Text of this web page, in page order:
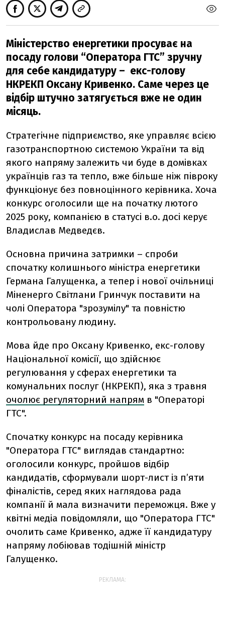
Міністерство енергетики просуває на
посаду голови “Оператора ГТС” зручну
для себе кандидатуру – екс-голову
НКРЕКП Оксану Кривенко. Саме через це
відбір штучно затягується вже не один
місяць.
Стратегічне підприємство, яке управляє всією
газотранспортною системою України та від
якого напряму залежить чи буде в домівках
українців газ та тепло, вже більше ніж півроку
функціонує без повноцінного керівника. Хоча
конкурс оголосили ще на початку лютого
2025 року, компанією в статусі в.о. досі керує
Владислав Медведєв.
Основна причина затримки – спроби
спочатку колишнього міністра енергетики
Германа Галущенка, а тепер і нової очільниці
Міненерго Світлани Гринчук поставити на
чолі Оператора "зрозумілу" та повністю
контрольовану людину.
Мова йде про Оксану Кривенко, екс-голову
Національної комісії, що здійснює
регулювання у сферах енергетики та
комунальних послуг (НКРЕКП), яка з травня
очолює регуляторний напрям в "Операторі
ГТС".
Спочатку конкурс на посаду керівника
"Оператора ГТС" виглядав стандартно:
оголосили конкурс, пройшов відбір
кандидатів, сформували шорт-лист із п’яти
фіналістів, серед яких наглядова рада
компанії й мала визначити переможця. Вже у
квітні медіа повідомляли, що "Оператора ГТС"
очолить саме Кривенко, адже її кандидатуру
напряму лобіював тодішній міністр
Галущенко.
РЕКЛАМА: